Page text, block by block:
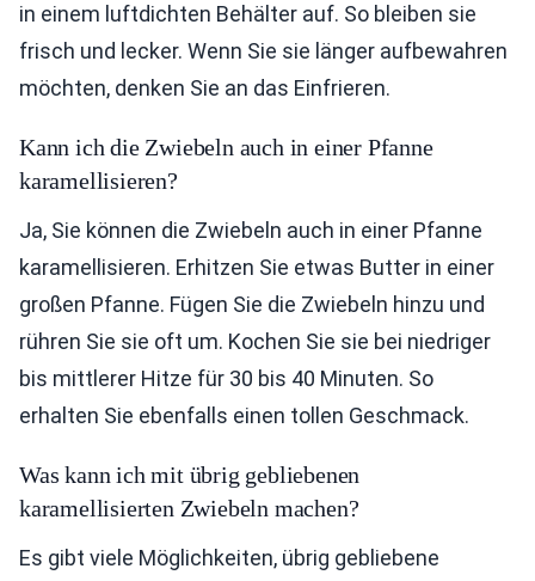
in einem luftdichten Behälter auf. So bleiben sie
frisch und lecker. Wenn Sie sie länger aufbewahren
möchten, denken Sie an das Einfrieren.
Kann ich die Zwiebeln auch in einer Pfanne
karamellisieren?
Ja, Sie können die Zwiebeln auch in einer Pfanne
karamellisieren. Erhitzen Sie etwas Butter in einer
großen Pfanne. Fügen Sie die Zwiebeln hinzu und
rühren Sie sie oft um. Kochen Sie sie bei niedriger
bis mittlerer Hitze für 30 bis 40 Minuten. So
erhalten Sie ebenfalls einen tollen Geschmack.
Was kann ich mit übrig gebliebenen
karamellisierten Zwiebeln machen?
Es gibt viele Möglichkeiten, übrig gebliebene